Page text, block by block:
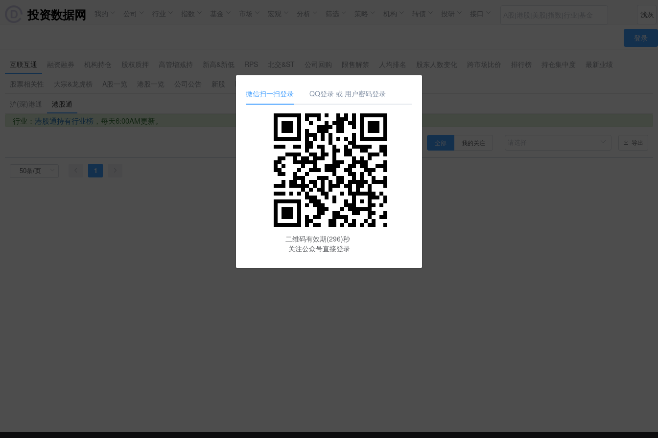
投资数据网 我的 公司 行业 指数 基金 市场 宏观 分析 筛选 策略 机构 转债 投研 接口
登录
微信扫一扫登录 QQ登录 或 用户密码登录
二维码有效期(296)秒
关注公众号直接登录
互联互通 融资融券 机构持仓 股权质押 高管增减持 新高&新低 RPS 北交&ST 公司回购 限售解禁 人均排名 股东人数变化 跨市场比价 排行榜 持仓集中度
最新业绩
股票相关性
大宗&龙虎榜 A股一览 港股一览 公司公告 新股
沪(深)港通 港股通
行业： 港股通持有行业榜 ，每天6:00AM更新。
全部 我的关注 导出
拼命加载中
1